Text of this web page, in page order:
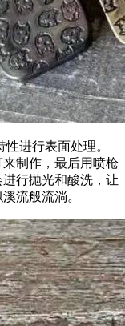
进行表面处理。
制作，最后用喷枪
行抛光和酸洗，让
流般流淌。